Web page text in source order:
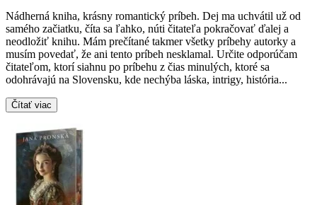
Nádherná kniha, krásny romantický príbeh. Dej ma uchvátil už od
samého začiatku, číta sa ľahko, núti čitateľa pokračovať ďalej a
neodložiť knihu. Mám prečítané takmer všetky príbehy autorky a
musím povedať, že ani tento príbeh nesklamal. Určite odporúčam
čitateľom, ktorí siahnu po príbehu z čias minulých, ktoré sa
odohrávajú na Slovensku, kde nechýba láska, intrigy, história...
Čítať viac